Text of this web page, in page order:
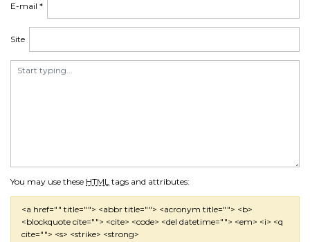
You may use these HTML tags and attributes:
<a href="" title=""> <abbr title=""> <acronym title=""> <b>
<blockquote cite=""> <cite> <code> <del datetime=""> <em> <i> <q
cite=""> <s> <strike> <strong>
E-mail *
Site